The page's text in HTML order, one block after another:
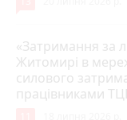
«Затримання за
Житомирі в
силового
працівниками